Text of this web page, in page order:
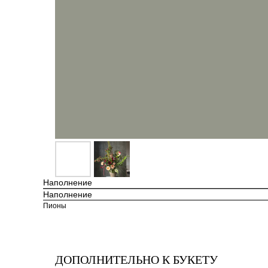
Наполнение
Наполнение
Пионы
ДОПОЛНИТЕЛЬНО К БУКЕТУ